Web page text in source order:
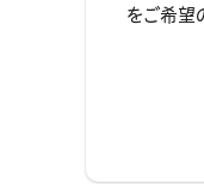
をご希望